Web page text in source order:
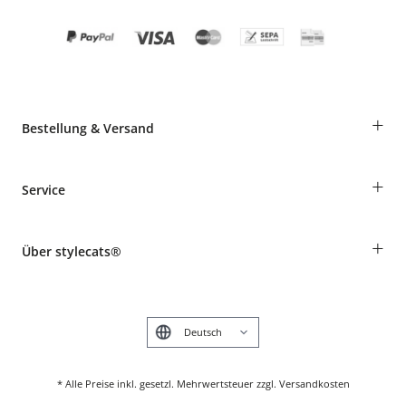
Bestellung & Versand +
Informationen zur Lieferung
Produkte reklamieren und zurücksenden
Service +
Tierkrankenversicherung
Über stylecats® +
* Alle Preise inkl. gesetzl. Mehrwertsteuer zzgl. Versandkosten
English